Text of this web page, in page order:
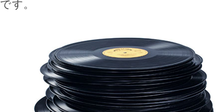
です。